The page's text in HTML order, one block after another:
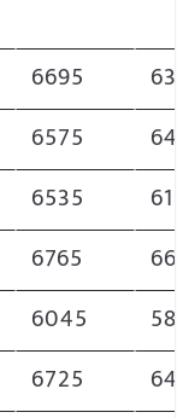
6695
6575
6535
6765
6045
6725